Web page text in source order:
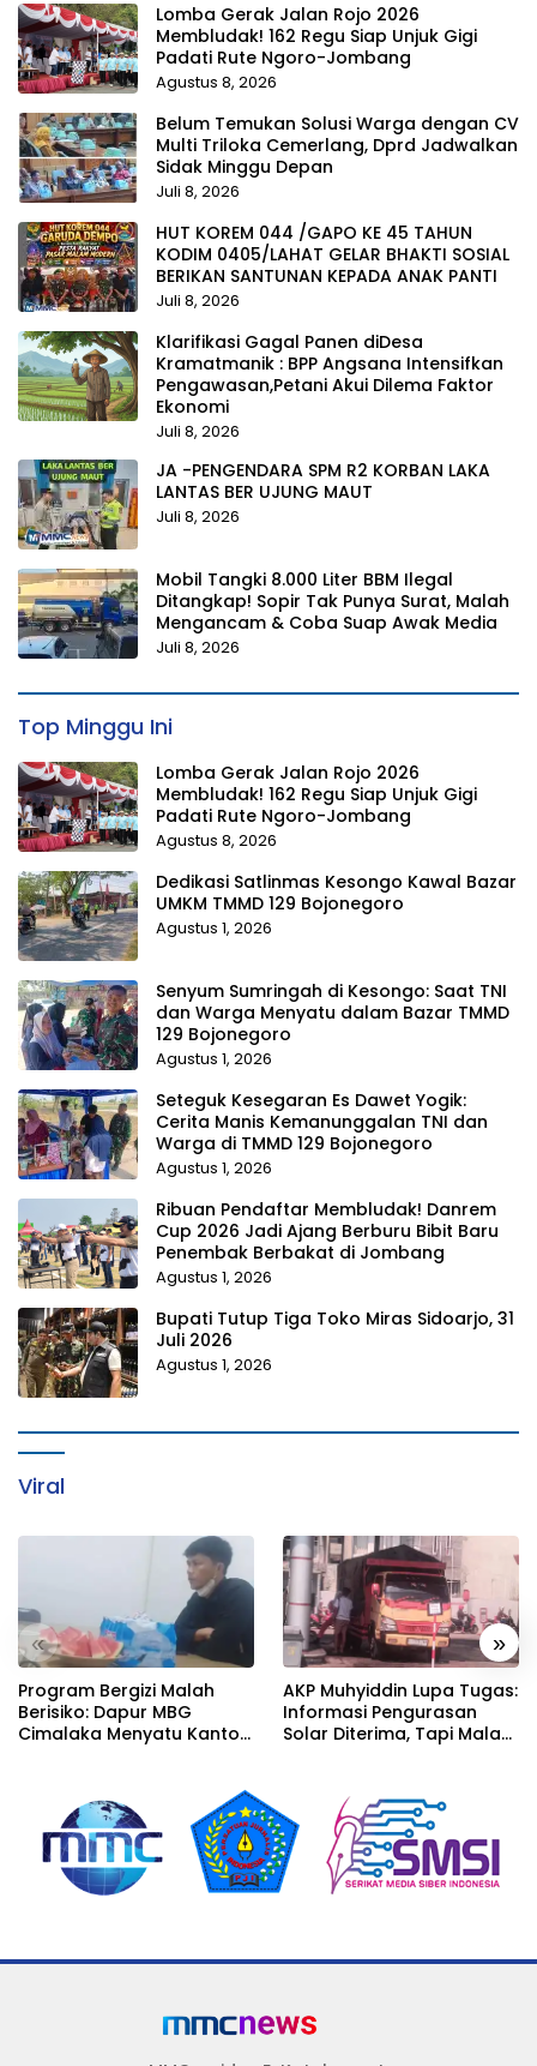
Lomba Gerak Jalan Rojo 2026
Membludak! 162 Regu Siap Unjuk Gigi
Padati Rute Ngoro-Jombang
Agustus 8, 2026
Belum Temukan Solusi Warga dengan CV
Multi Triloka Cemerlang, Dprd Jadwalkan
Sidak Minggu Depan
Juli 8, 2026
HUT KOREM 044 /GAPO KE 45 TAHUN
KODIM 0405/LAHAT GELAR BHAKTI SOSIAL
BERIKAN SANTUNAN KEPADA ANAK PANTI
Juli 8, 2026
Klarifikasi Gagal Panen diDesa
Kramatmanik : BPP Angsana Intensifkan
Pengawasan,Petani Akui Dilema Faktor
Ekonomi
Juli 8, 2026
JA -PENGENDARA SPM R2 KORBAN LAKA
LANTAS BER UJUNG MAUT
Juli 8, 2026
Mobil Tangki 8.000 Liter BBM Ilegal
Ditangkap! Sopir Tak Punya Surat, Malah
Mengancam & Coba Suap Awak Media
Juli 8, 2026
Top Minggu Ini
Lomba Gerak Jalan Rojo 2026
Membludak! 162 Regu Siap Unjuk Gigi
Padati Rute Ngoro-Jombang
Agustus 8, 2026
Dedikasi Satlinmas Kesongo Kawal Bazar
UMKM TMMD 129 Bojonegoro
Agustus 1, 2026
Senyum Sumringah di Kesongo: Saat TNI
dan Warga Menyatu dalam Bazar TMMD
129 Bojonegoro
Agustus 1, 2026
Seteguk Kesegaran Es Dawet Yogik:
Cerita Manis Kemanunggalan TNI dan
Warga di TMMD 129 Bojonegoro
Agustus 1, 2026
Ribuan Pendaftar Membludak! Danrem
Cup 2026 Jadi Ajang Berburu Bibit Baru
Penembak Berbakat di Jombang
Agustus 1, 2026
Bupati Tutup Tiga Toko Miras Sidoarjo, 31
Juli 2026
Agustus 1, 2026
Viral
« »
Program Bergizi Malah
Berisiko: Dapur MBG
Cimalaka Menyatu Kantor
AKP Muhyiddin Lupa Tugas:
Informasi Pengurasan
Solar Diterima, Tapi Malah